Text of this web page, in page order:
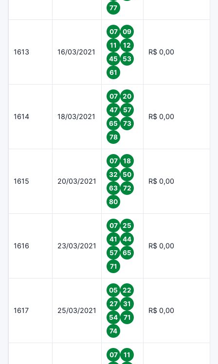
77
1613 16/03/2021
07
09
11
12
45
53
61
R$ 0,00
1614 18/03/2021
07
20
47
57
65
73
78
R$ 0,00
1615 20/03/2021
07
18
32
50
63
72
80
R$ 0,00
1616 23/03/2021
07
25
41
44
57
65
71
R$ 0,00
1617 25/03/2021
05
22
27
31
54
71
74
R$ 0,00
07
11